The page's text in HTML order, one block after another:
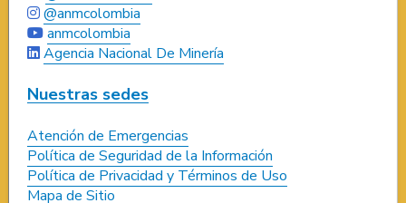
@anmcolombia
anmcolombia
Agencia Nacional De Minería
Nuestras sedes
Atención de Emergencias
Política de Seguridad de la Información
Política de Privacidad y Términos de Uso
Mapa de Sitio